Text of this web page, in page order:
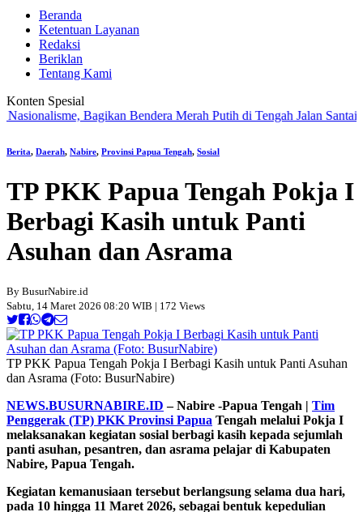
Beranda
Ketentuan Layanan
Redaksi
Beriklan
Tentang Kami
Konten Spesial
Bagikan Bendera Merah Putih di Tengah Jalan Santai Nabire
Berita, Daerah, Nabire, Provinsi Papua Tengah, Sosial
TP PKK Papua Tengah Pokja I
Berbagi Kasih untuk Panti
Asuhan dan Asrama
By BusurNabire.id
Sabtu, 14 Maret 2026 08:20 WIB | 172 Views
TP PKK Papua Tengah Pokja I Berbagi Kasih untuk Panti Asuhan
dan Asrama (Foto: BusurNabire)
NEWS.BUSURNABIRE.ID – Nabire -Papua Tengah | Tim
Penggerak (TP) PKK Provinsi Papua Tengah melalui Pokja I
melaksanakan kegiatan sosial berbagi kasih kepada sejumlah
panti asuhan, pesantren, dan asrama pelajar di Kabupaten
Nabire, Papua Tengah.
Kegiatan kemanusiaan tersebut berlangsung selama dua hari,
pada 10 hingga 11 Maret 2026, sebagai bentuk kepedulian